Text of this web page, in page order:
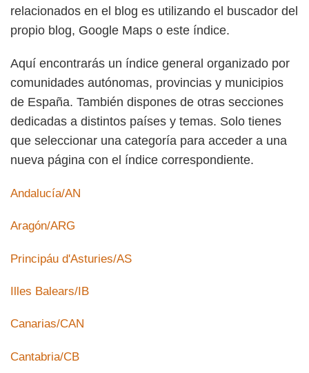
relacionados en el blog es utilizando el buscador del
propio blog, Google Maps o este índice.
Aquí encontrarás un índice general organizado por
comunidades autónomas, provincias y municipios
de España. También dispones de otras secciones
dedicadas a distintos países y temas. Solo tienes
que seleccionar una categoría para acceder a una
nueva página con el índice correspondiente.
Andalucía/AN
Aragón/ARG
Principáu d'Asturies/AS
Illes Balears/IB
Canarias/CAN
Cantabria/CB